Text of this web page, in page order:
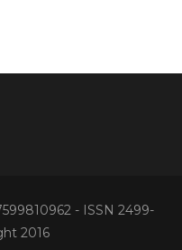
- ISSN 2499-
2016